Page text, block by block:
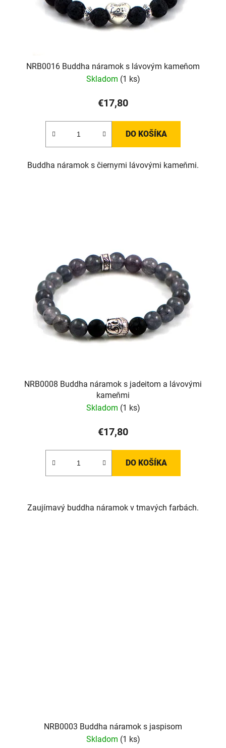
NRB0016 Buddha náramok s lávovým kameňom
Skladom (1 ks)
€17,80
DO KOŠÍKA
Buddha náramok s čiernymi lávovými kameňmi.
NRB0008 Buddha náramok s jadeitom a lávovými
kameňmi
Skladom (1 ks)
€17,80
DO KOŠÍKA
Zaujímavý buddha náramok v tmavých farbách.
NRB0003 Buddha náramok s jaspisom
Skladom (1 ks)